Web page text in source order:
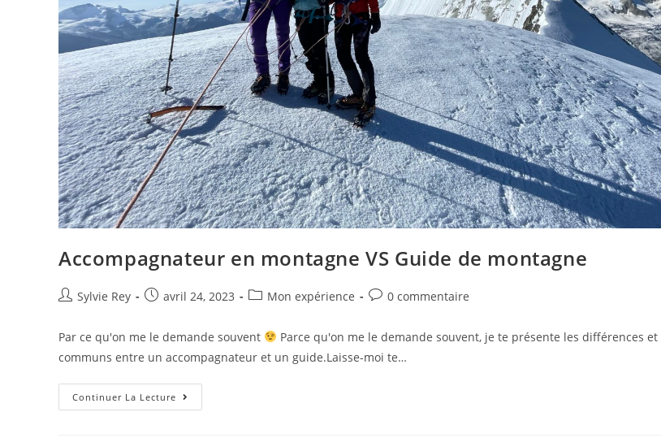
Accompagnateur en montagne VS Guide de montagne
Sylvie Rey avril 24, 2023 Mon expérience 0 commentaire
Par ce qu'on me le demande souvent
Parce qu'on me le demande souvent, je te présente les différences
communs entre un accompagnateur et un guide.Laisse-moi te…
Continuer La Lecture